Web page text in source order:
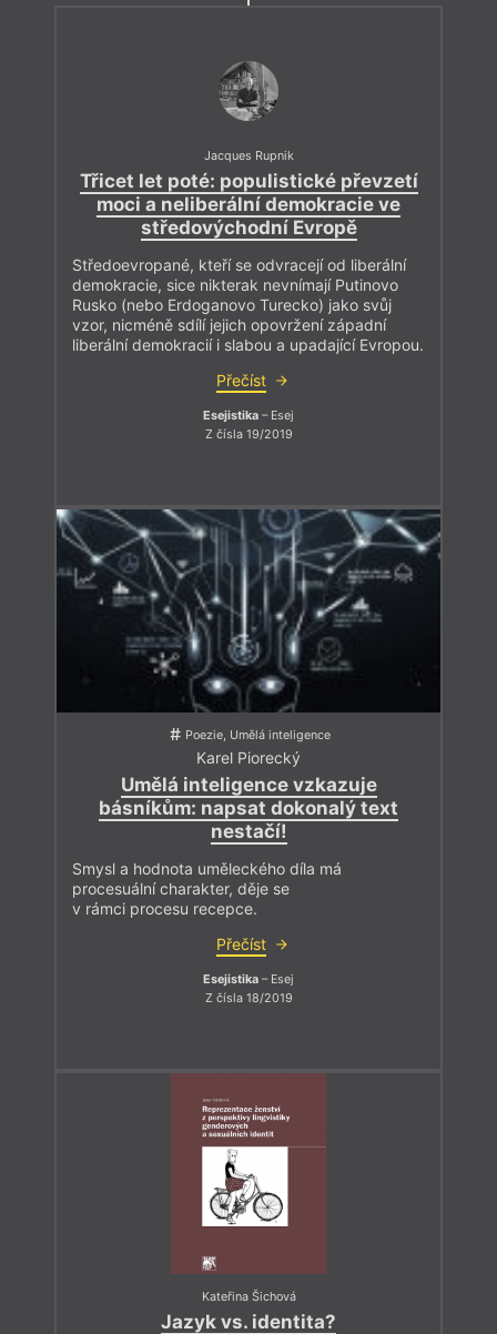
Jacques Rupnik
Třicet let poté: populistické převzetí
moci a neliberální demokracie ve
středovýchodní Evropě
Středoevropané, kteří se odvracejí od liberální
demokracie, sice nikterak nevnímají Putinovo
Rusko (nebo Erdoganovo Turecko) jako svůj
vzor, nicméně sdílí jejich opovržení západní
liberální demokracií i slabou a upadající Evropou.
Přečíst
Esejistika – Esej
Z čísla 19/2019
Poezie, Umělá inteligence
Karel Piorecký
Umělá inteligence vzkazuje
básníkům: napsat dokonalý text
nestačí!
Smysl a hodnota uměleckého díla má
procesuální charakter, děje se
v rámci procesu recepce.
Přečíst
Esejistika – Esej
Z čísla 18/2019
Kateřina Šichová
Jazyk vs. identita?